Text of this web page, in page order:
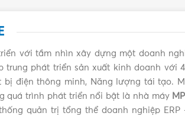
với tầm nhìn xây dựng một doanh
trung phát triển sản xuất kinh doanh với
bị điện thông minh, Năng lượng tái tạo.
quá trình phát triển nổi bật là nhà máy
quản trị tổng thể doanh nghiệp ERP